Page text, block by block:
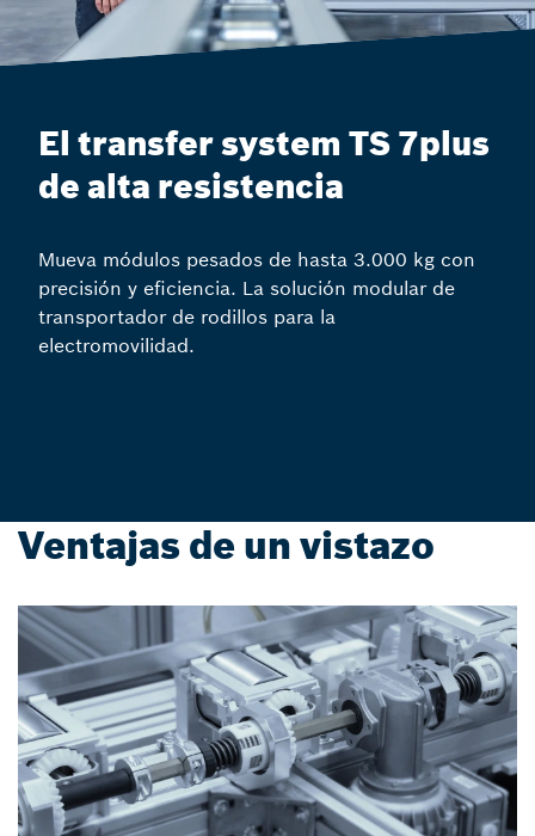
El transfer system TS 7plus
de alta resistencia
Mueva módulos pesados de hasta 3.000 kg con
precisión y eficiencia. La solución modular de
transportador de rodillos para la
electromovilidad.
Ventajas de un vistazo